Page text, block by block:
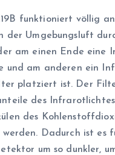
funktioniert völlig
der Umgebungsluft
am einen Ende eine
und am anderen ein
platziert ist. Der
des
des
Dadurch ist es
um so dunkler,